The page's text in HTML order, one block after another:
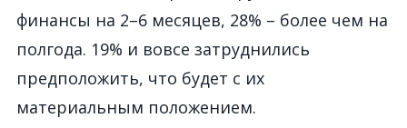
финансы на 2–6 месяцев, 28% – более чем на
полгода. 19% и вовсе затруднились
предположить, что будет с их
материальным положением.